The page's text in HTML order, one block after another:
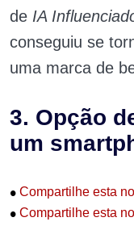
de IA
conseguiu se
uma marca de
3. Opção
um
• Compartilhe esta
• Compartilhe esta